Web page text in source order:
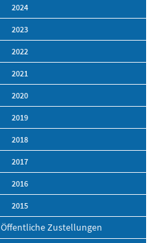
2024
2023
2022
2021
2020
2019
2018
2017
2016
2015
Öffentliche Zustellungen